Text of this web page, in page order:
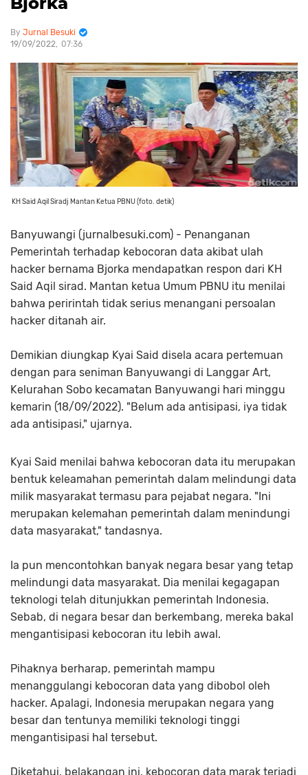
Jurnal Besuki
19/09/2022 07:36
KH Said Aqil Siradj Mantan Ketua PBNU (foto. detik)
Banyuwangi (jurnalbesuki.com) - Penanganan
Pemerintah terhadap kebocoran data akibat ulah
hacker bernama Bjorka mendapatkan respon dari KH
Said Aqil sirad. Mantan ketua Umum PBNU itu menilai
bahwa peririntah tidak serius menangani persoalan
hacker ditanah air.
Demikian diungkap Kyai Said disela acara pertemuan
dengan para seniman Banyuwangi di Langgar Art,
Kelurahan Sobo kecamatan Banyuwangi hari minggu
kemarin (18/09/2022). "Belum ada antisipasi, iya tidak
ada antisipasi," ujarnya.
Kyai Said menilai bahwa kebocoran data itu merupakan
bentuk keleamahan pemerintah dalam melindungi data
milik masyarakat termasu para pejabat negara. "Ini
merupakan kelemahan pemerintah dalam menindungi
data masyarakat," tandasnya.
Ia pun mencontohkan banyak negara besar yang tetap
melindungi data masyarakat. Dia menilai kegagapan
teknologi telah ditunjukkan pemerintah Indonesia.
Sebab, di negara besar dan berkembang, mereka bakal
mengantisipasi kebocoran itu lebih awal.
Pihaknya berharap, pemerintah mampu
menanggulangi kebocoran data yang dibobol oleh
hacker. Apalagi, Indonesia merupakan negara yang
besar dan tentunya memiliki teknologi tinggi
mengantisipasi hal tersebut.
Diketahui, belakangan ini, kebocoran data marak terjadi